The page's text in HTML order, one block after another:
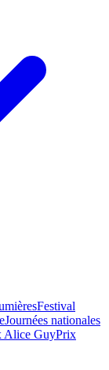
Festival
Journées nationales
Alice GuyPrix